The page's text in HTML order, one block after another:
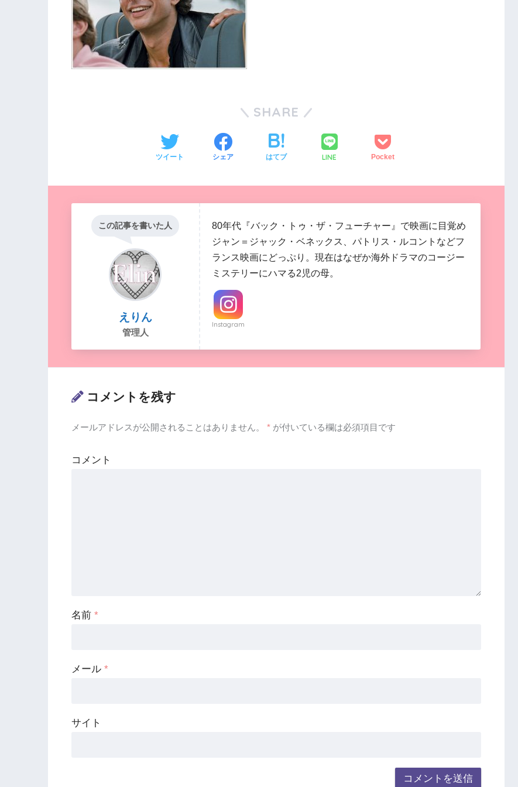
SHARE
ツイート シェア はてブ LINE Pocket
この記事を書いた人
えりん
管理人
80年代『バック・トゥ・ザ・フューチャー』で映画に目覚め
ジャン＝ジャック・ベネックス、パトリス・ルコントなどフ
ランス映画にどっぷり。現在はなぜか海外ドラマのコージー
ミステリーにハマる2児の母。
Instagram
コメントを残す
メールアドレスが公開されることはありません。 * が付いている欄は必須項目です
コメント
名前 *
メール *
サイト